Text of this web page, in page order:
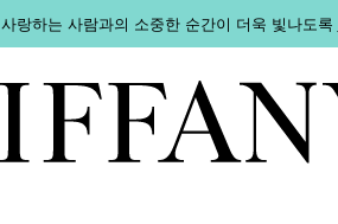
사랑하는 사람과의 소중한 순간이 더욱 빛나도록